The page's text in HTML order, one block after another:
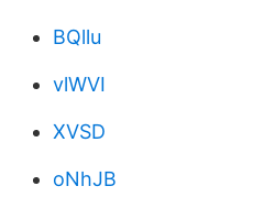
BQllu
vlWVI
XVSD
oNhJB